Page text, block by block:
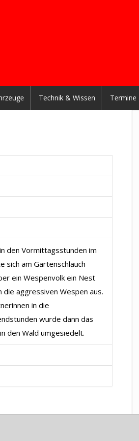
Technik & Wissen Termine
den Vormittagsstunden im
sich am Gartenschlauch
ein Wespenvolk ein Nest
aggressiven Wespen aus.
in die
wurde dann das
den Wald umgesiedelt.